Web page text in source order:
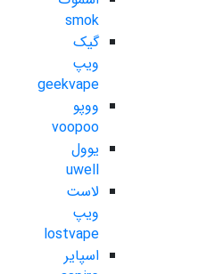
smok
گیک
ویپ
geekvape
ووپو
voopoo
یوول
uwell
لاست
ویپ
lostvape
اسپایر